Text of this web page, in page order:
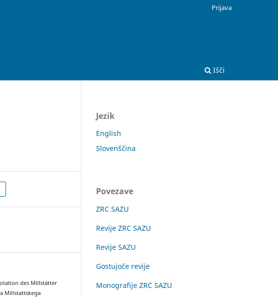
Išči
Prijava
des Millstätter
Millstattskega
Jezik
English
Slovenščina
Povezave
ZRC SAZU
Revije ZRC SAZU
Revije SAZU
Gostujoče revije
Monografije ZRC SAZU